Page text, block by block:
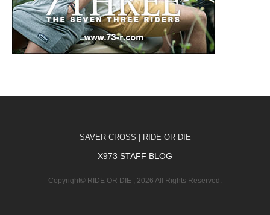
SAVER CROSS | RIDE OR DIE
X973 STAFF BLOG
Copyright© RIDE OR DIE , 2026 All Rights Reserved.